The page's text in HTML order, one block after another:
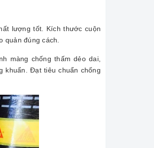
lượng tốt. Kích thước cuộn
quản đúng cách.
màng chống thấm dẻo dai,
khuẩn. Đạt tiêu chuẩn chống